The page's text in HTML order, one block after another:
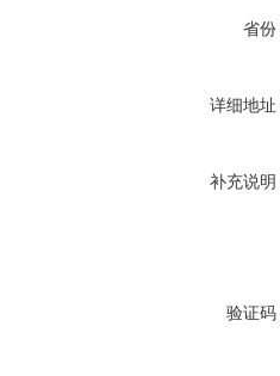
省份
详细地址
补充说明
验证码